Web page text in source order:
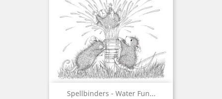
Spellbinders - Water Fun...